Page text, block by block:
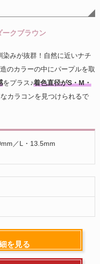
みが抜群！自然に近いナチ
のカラーの中にパープルを取
をプラス♪着色直径がS・M・
カラコンを見つけられるで
／L・13.5mm
を見る